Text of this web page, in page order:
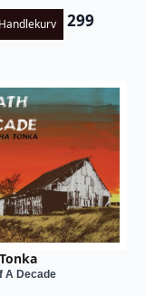
299
A Decade